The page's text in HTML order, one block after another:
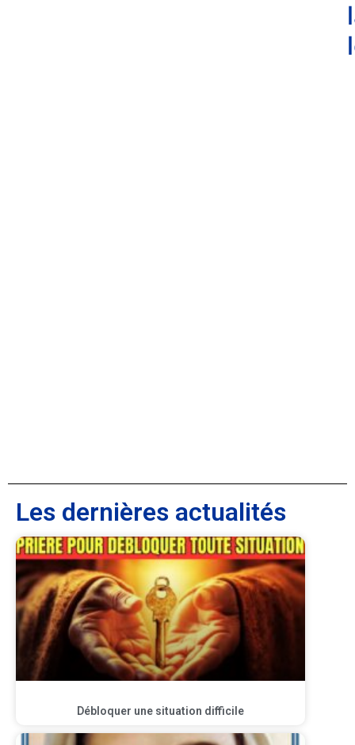
Les dernières actualités
Débloquer une situation difficile